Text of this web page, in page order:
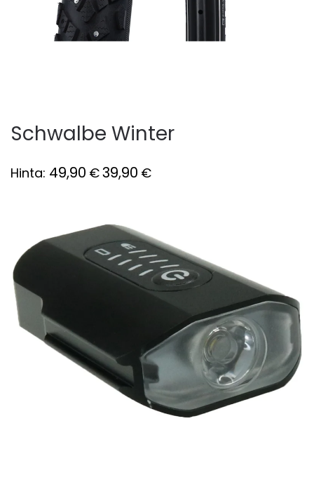
Schwalbe Winter
Hinta: 49,90 €39,90 €